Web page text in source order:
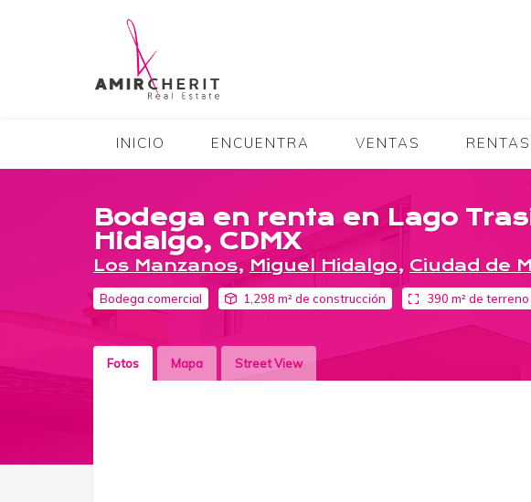
INICIO ENCUENTRA VENTAS RENTAS
Bodega en renta en Lago
Hidalgo, CDMX
Los Manzanos, Miguel Hidalgo, Ciudad de
Bodega comercial 1,298 m² de construcción 390 m² de terreno
Fotos Mapa Street View